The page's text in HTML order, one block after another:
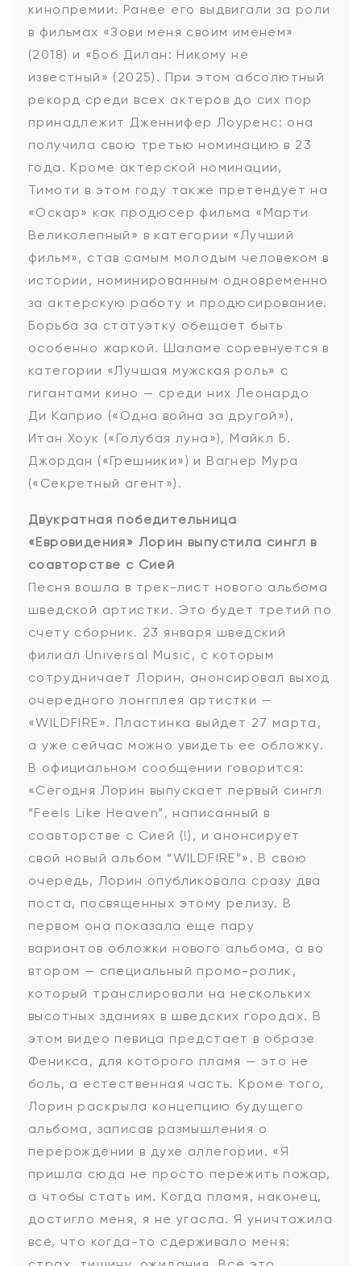
кинопремии. Ранее его выдвигали за роли
в фильмах «Зови меня своим именем»
(2018) и «Боб Дилан: Никому не
известный» (2025). При этом абсолютный
рекорд среди всех актеров до сих пор
принадлежит Дженнифер Лоуренс: она
получила свою третью номинацию в 23
года. Кроме актерской номинации,
Тимоти в этом году также претендует на
«Оскар» как продюсер фильма «Марти
Великолепный» в категории «Лучший
фильм», став самым молодым человеком в
истории, номинированным одновременно
за актерскую работу и продюсирование.
Борьба за статуэтку обещает быть
особенно жаркой. Шаламе соревнуется в
категории «Лучшая мужская роль» с
гигантами кино — среди них Леонардо
Ди Каприо («Одна война за другой»),
Итан Хоук («Голубая луна»), Майкл Б.
Джордан («Грешники») и Вагнер Мура
(«Секретный агент»).
Двукратная победительница
«Евровидения» Лорин выпустила сингл в
соавторстве с Сией
Песня вошла в трек-лист нового альбома
шведской артистки. Это будет третий по
счету сборник. 23 января шведский
филиал Universal Music, с которым
сотрудничает Лорин, анонсировал выход
очередного лонгплея артистки —
«WILDFIRE». Пластинка выйдет 27 марта,
а уже сейчас можно увидеть ее обложку.
В официальном сообщении говорится:
«Сегодня Лорин выпускает первый сингл
“Feels Like Heaven”, написанный в
соавторстве с Сией (!), и анонсирует
свой новый альбом “WILDFIRE”». В свою
очередь, Лорин опубликовала сразу два
поста, посвященных этому релизу. В
первом она показала еще пару
вариантов обложки нового альбома, а во
втором — специальный промо-ролик,
который транслировали на нескольких
высотных зданиях в шведских городах. В
этом видео певица предстает в образе
Феникса, для которого пламя — это не
боль, а естественная часть. Кроме того,
Лорин раскрыла концепцию будущего
альбома, записав размышления о
перерождении в духе аллегории. «Я
пришла сюда не просто пережить пожар,
а чтобы стать им. Когда пламя, наконец,
достигло меня, я не угасла. Я уничтожила
всё, что когда-то сдерживало меня: